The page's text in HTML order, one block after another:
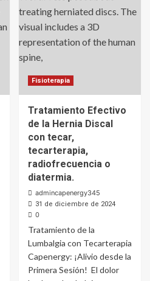
Fisioterapia
Tratamiento Efectivo
de la Hernia Discal
con tecar,
tecarterapia,
radiofrecuencia o
diatermia.
admincapenergy345
31 de diciembre de 2024
0
Tratamiento de la
Lumbalgia con Tecarterapia
Capenergy: ¡Alivio desde la
Primera Sesión! El dolor